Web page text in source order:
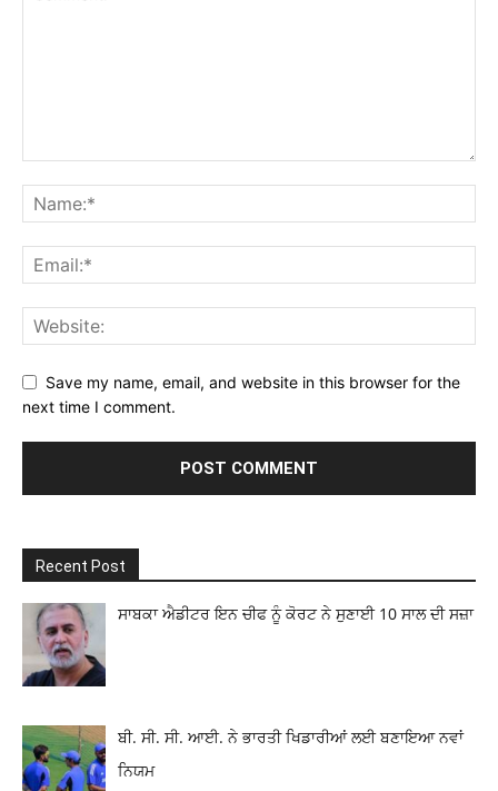
Save my name, email, and website in this browser for the
next time I comment.
Recent Post
ਸਾਬਕਾ ਐਡੀਟਰ ਇਨ ਚੀਫ ਨੂੰ ਕੋਰਟ ਨੇ ਸੁਣਾਈ 10 ਸਾਲ ਦੀ ਸਜ਼ਾ
ਬੀ. ਸੀ. ਸੀ. ਆਈ. ਨੇ ਭਾਰਤੀ ਖਿਡਾਰੀਆਂ ਲਈ ਬਣਾਇਆ ਨਵਾਂ
ਨਿਯਮ